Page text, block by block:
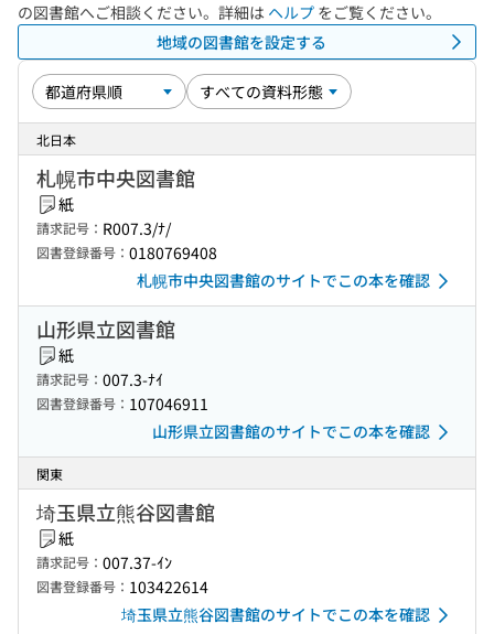
の図書館へご相談ください。詳細は ヘルプ をご覧ください。
地域の図書館を設定する
北日本
札幌市中央図書館
紙
請求記号： R007.3/ﾅ/
図書登録番号： 0180769408
札幌市中央図書館のサイトでこの本を確認
山形県立図書館
紙
請求記号： 007.3-ﾅｲ
図書登録番号： 107046911
山形県立図書館のサイトでこの本を確認
関東
埼玉県立熊谷図書館
紙
請求記号： 007.37-ｲﾝ
図書登録番号： 103422614
埼玉県立熊谷図書館のサイトでこの本を確認